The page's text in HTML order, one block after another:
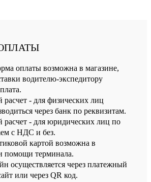
оплаты возможна в магазине,
водителю-экспедитору
расчет - для физических лиц
через банк по реквизитам.
расчет - для юридических лиц по
с НДС и без.
картой возможна в
помощи терминала.
осуществляется через платежный
или через QR код.